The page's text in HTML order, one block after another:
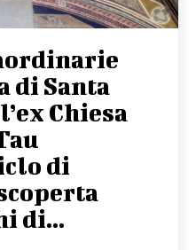
di Santa
Chiesa
di
di...